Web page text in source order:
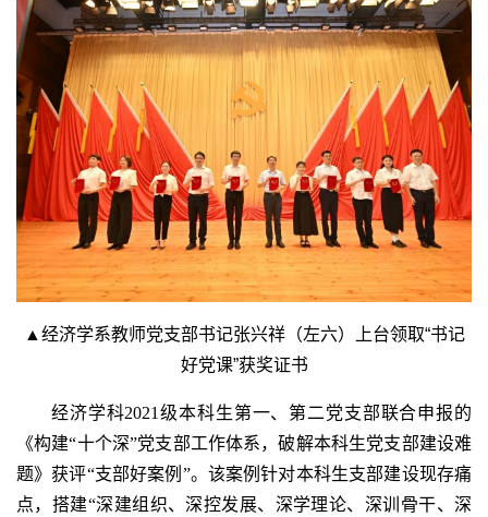
▲ 经济学系教师党支部书记张兴祥（左六）上台领取“书记
好党课”获奖证书
经济学科2021级本科生第一、第二党支部联合申报的
《构建“十个深”党支部工作体系，破解本科生党支部建设难
题》获评“支部好案例”。该案例针对本科生支部建设现存痛
点，搭建“深建组织、深控发展、深学理论、深训骨干、深